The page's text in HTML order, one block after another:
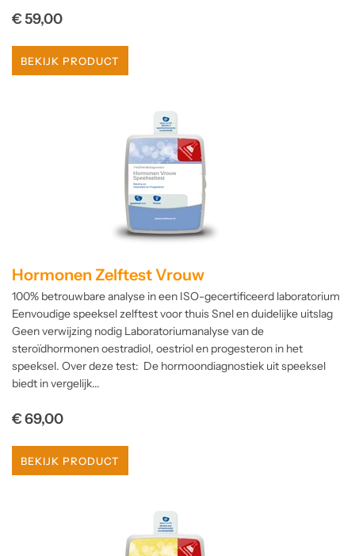
Normale
€ 59,00
BEKIJK PRODUCT
Hormonen Zelftest Vrouw
100% betrouwbare analyse in een ISO-gecertificeerd laboratorium
Eenvoudige speeksel zelftest voor thuis Snel en duidelijke uitslag
Geen verwijzing nodig Laboratoriumanalyse van de
steroïdhormonen oestradiol, oestriol en progesteron in het
speeksel. Over deze test: De hormoondiagnostiek uit speeksel
biedt in vergelijk...
Normale
€ 69,00
BEKIJK PRODUCT